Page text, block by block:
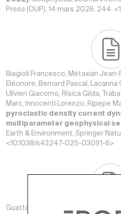
Press (OUP), 14 mars 2026, 244.
Biagioli Francesco, Métaxian
Eléonore, Bernard Pascal,
Ulivieri Giacomo, Risica Gilda,
Marc, Innocenti Lorenzo, Ripepe
pyroclastic density current
multiparameter geophysical
Earth & Environment, Springer
<10.1038/s43247-025-03091-6>
Guattari Frédéric, Leray Vincent,